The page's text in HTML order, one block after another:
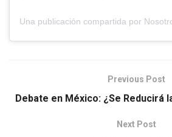
Previous Post
Debate en México: ¿Se Reducirá
Next Post